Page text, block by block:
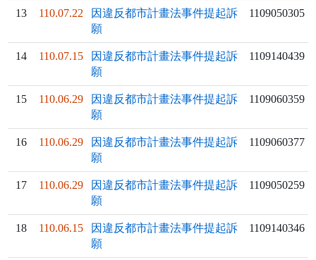
13 110.07.22
因違反都市計畫法事件提起訴
願
1109050305
14 110.07.15
因違反都市計畫法事件提起訴
願
1109140439
15 110.06.29
因違反都市計畫法事件提起訴
願
1109060359
16 110.06.29
因違反都市計畫法事件提起訴
願
1109060377
17 110.06.29
因違反都市計畫法事件提起訴
願
1109050259
18 110.06.15
因違反都市計畫法事件提起訴
願
1109140346